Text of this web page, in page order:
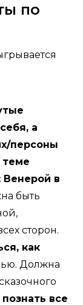
по
а
персоны
теме
Венерой в
быть
сторон.
как
Должна
все